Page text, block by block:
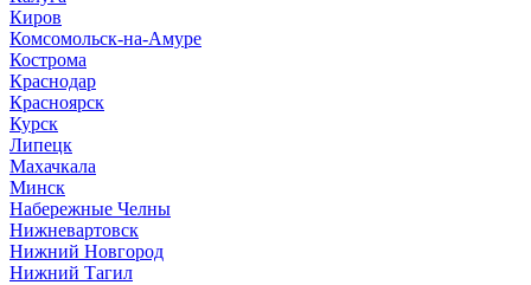
Киров
Комсомольск-на-Амуре
Кострома
Краснодар
Красноярск
Курск
Липецк
Махачкала
Минск
Набережные Челны
Нижневартовск
Нижний Новгород
Нижний Тагил